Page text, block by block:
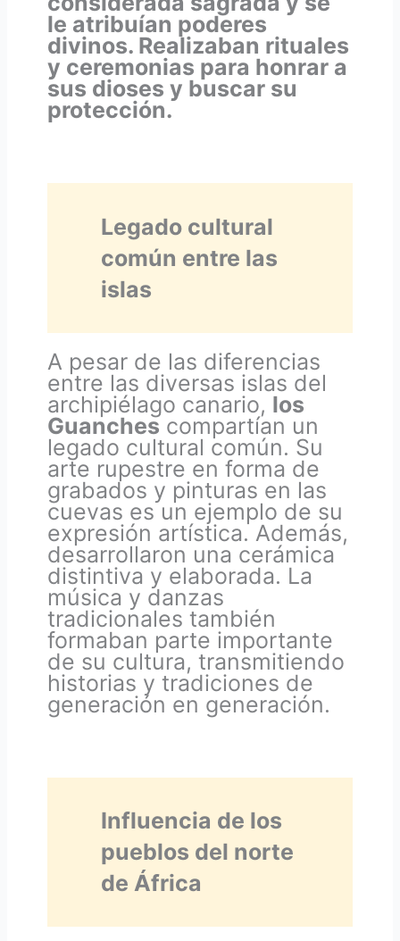
le atribuían poderes
divinos. Realizaban rituales
y ceremonias para honrar a
sus dioses y buscar su
protección.
Legado cultural
común entre las
islas
A pesar de las diferencias
entre las diversas islas del
archipiélago canario, los
Guanches compartían un
legado cultural común. Su
arte rupestre en forma de
grabados y pinturas en las
cuevas es un ejemplo de su
expresión artística. Además,
desarrollaron una cerámica
distintiva y elaborada. La
música y danzas
tradicionales también
formaban parte importante
de su cultura, transmitiendo
historias y tradiciones de
generación en generación.
Influencia de los
pueblos del norte
de África